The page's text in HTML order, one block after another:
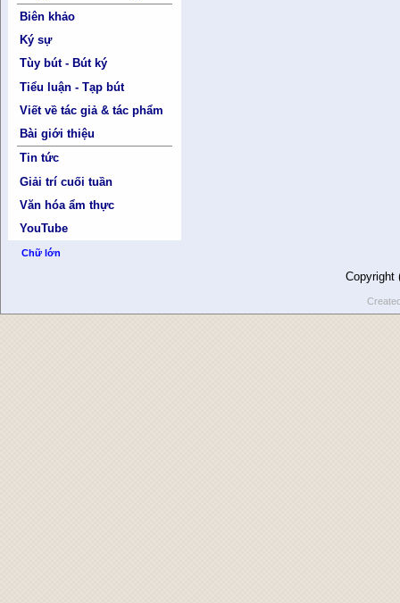
Biên khảo
Ký sự
Tùy bút - Bút ký
Tiểu luận - Tạp bút
Viết về tác giả & tác phẩm
Bài giới thiệu
Tin tức
Giải trí cuối tuần
Văn hóa ẩm thực
YouTube
Chữ lớn
Copyright